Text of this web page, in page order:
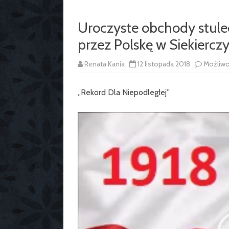
Uroczyste obchody
przez Polskę w
Renata Kania 12 listopada 2018
„Rekord Dla Niepodległej”